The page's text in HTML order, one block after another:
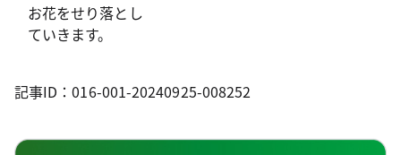
お花をせり落とし
ていきます。
記事ID：016-001-20240925-008252